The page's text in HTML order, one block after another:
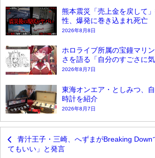
熊本震災「売上金を戻して
性、爆発に巻き込まれ死亡
2026年8月8日
ホロライブ所属の宝鐘マリ
さを語る「自分のすごさに気
2026年8月7日
東海オンエア・としみつ、
時計を紹介
2026年8月7日
青汁王子・三崎、へずまがBreaking Down
てもいい」と発言